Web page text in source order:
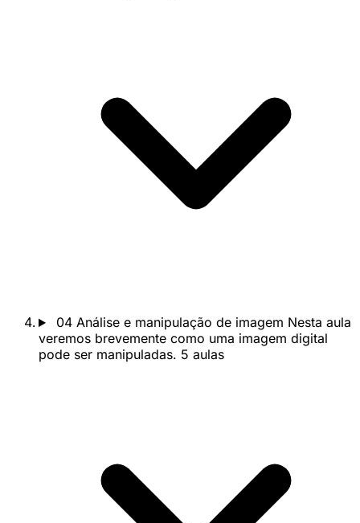
04 Análise e manipulação de imagem Nesta aula
veremos brevemente como uma imagem digital
pode ser manipuladas. 5 aulas